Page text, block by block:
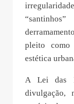
pleito
estética
A Lei das
divulgação,